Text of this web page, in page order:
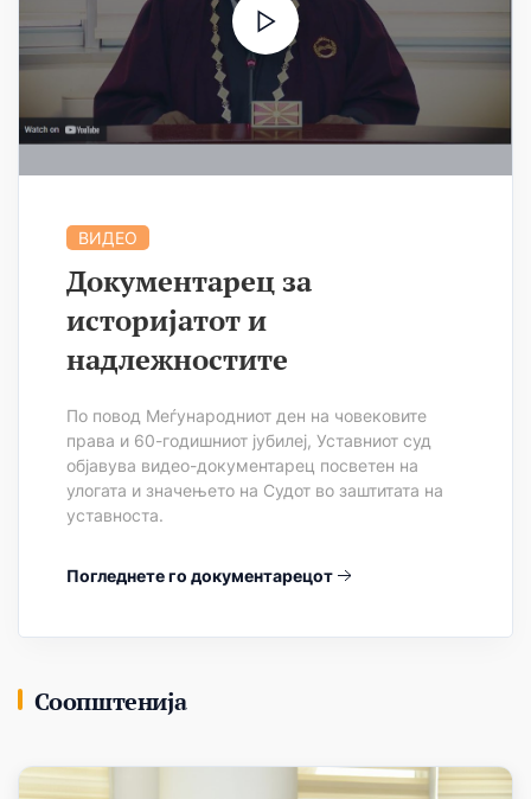
ВИДЕО
Документарец за
историјатот и
надлежностите
По повод Меѓународниот ден на човековите
права и 60-годишниот јубилеј, Уставниот суд
објавува видео-документарец посветен на
улогата и значењето на Судот во заштитата на
уставноста.
Погледнете го документарецот
Соопштенија